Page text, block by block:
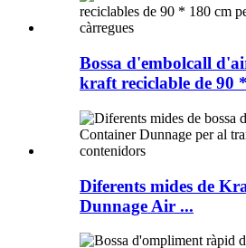
Bossa d'embolcall
kraft reciclable de 90
Diferents mides de
Dunnage Air ...